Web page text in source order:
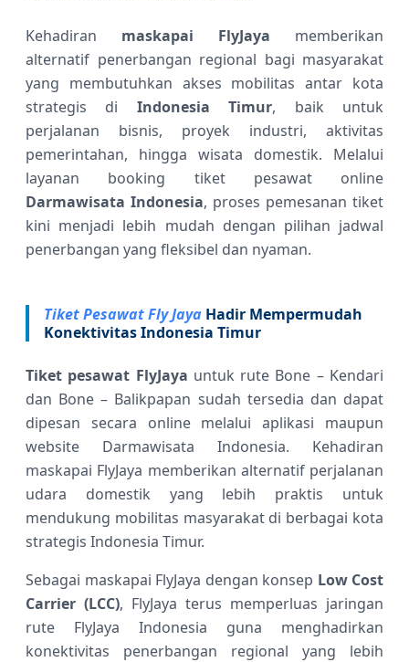
Kehadiran maskapai FlyJaya memberikan
alternatif penerbangan regional bagi masyarakat
yang membutuhkan akses mobilitas antar kota
strategis di Indonesia Timur, baik untuk
perjalanan bisnis, proyek industri, aktivitas
pemerintahan, hingga wisata domestik. Melalui
layanan booking tiket pesawat online
Darmawisata Indonesia, proses pemesanan tiket
kini menjadi lebih mudah dengan pilihan jadwal
penerbangan yang fleksibel dan nyaman.
Tiket Pesawat Fly Jaya Hadir Mempermudah
Konektivitas Indonesia Timur
Tiket pesawat FlyJaya untuk rute Bone – Kendari
dan Bone – Balikpapan sudah tersedia dan dapat
dipesan secara online melalui aplikasi maupun
website Darmawisata Indonesia. Kehadiran
maskapai FlyJaya memberikan alternatif perjalanan
udara domestik yang lebih praktis untuk
mendukung mobilitas masyarakat di berbagai kota
strategis Indonesia Timur.
Sebagai maskapai FlyJaya dengan konsep Low Cost
Carrier (LCC), FlyJaya terus memperluas jaringan
rute FlyJaya Indonesia guna menghadirkan
konektivitas penerbangan regional yang lebih